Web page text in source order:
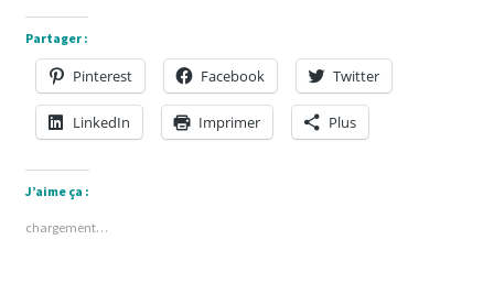
Partager :
Pinterest Facebook Twitter
LinkedIn Imprimer Plus
J’aime ça :
chargement…